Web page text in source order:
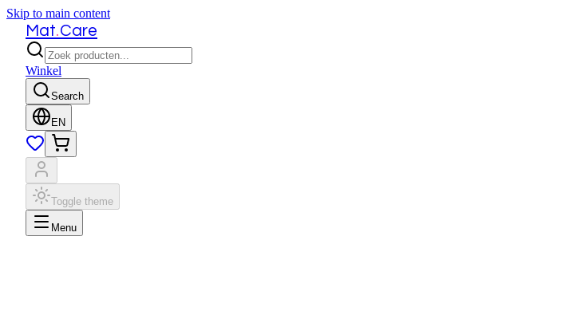
Skip to main content
Mat.Care
Winkel
Search
EN
Toggle theme
Menu